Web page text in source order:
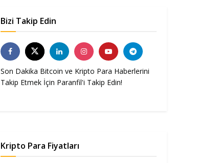
Bizi Takip Edin
Son Dakika Bitcoin ve Kripto Para Haberlerini
Takip Etmek İçin Paranfil'i Takip Edin!
Kripto Para Fiyatları